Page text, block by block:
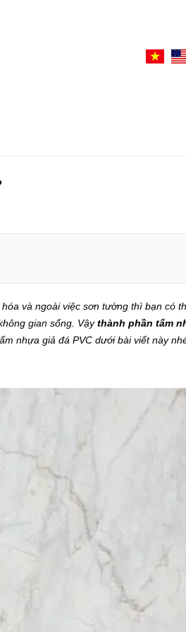
và ngoài việc sơn tường thì bạn có
gian sống. Vậythành phần tấm
nhựa giả đá PVC dưới bài viết này